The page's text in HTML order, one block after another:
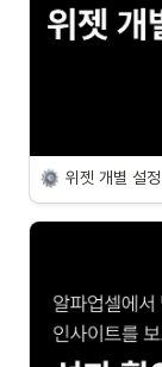
위젯 개별 설정